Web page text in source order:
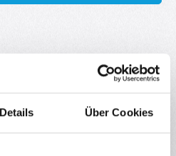
Details Über Cookies